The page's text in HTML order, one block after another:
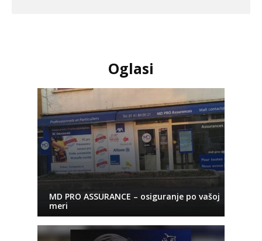
Oglasi
MD PRO ASSURANCE – osiguranje po vašoj
meri